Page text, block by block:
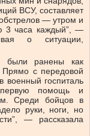
ВСУ, составляет
— утром и
3 часа каждый”, —
о ситуации,
были ранены как
Прямо с передовой
военный госпиталь
помощь и
Среди бойцов в
руки, ноги, но
— рассказала